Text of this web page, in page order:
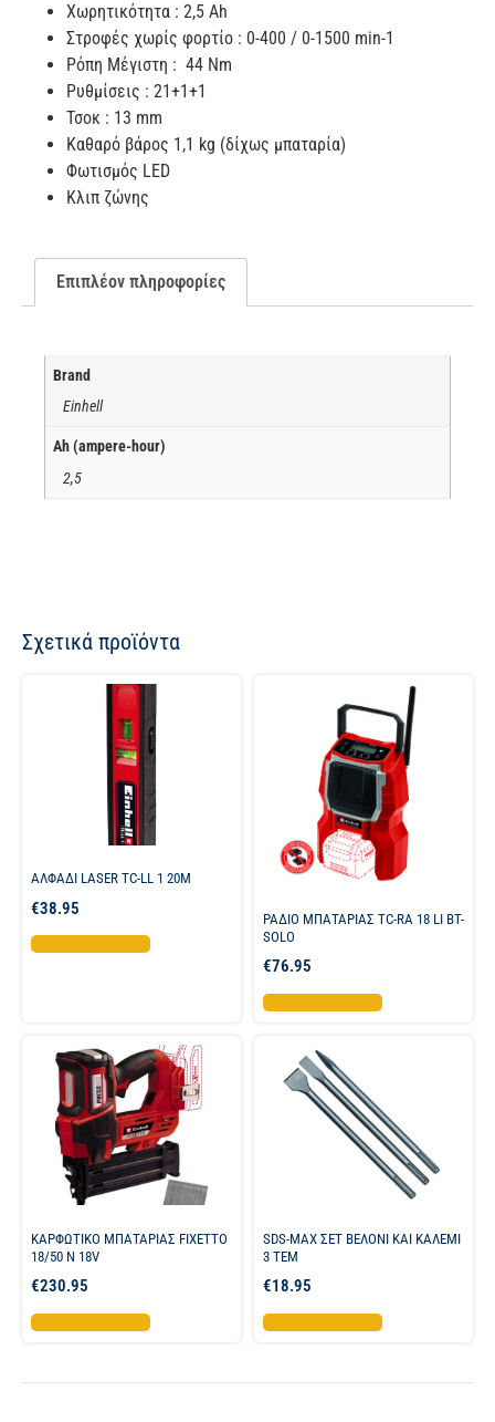
Χωρητικότητα : 2,5 Ah
Στροφές χωρίς φορτίο : 0-400 / 0-1500 min-1
Ρόπη Μέγιστη : 44 Nm
Ρυθμίσεις : 21+1+1
Τσοκ : 13 mm
Καθαρό βάρος 1,1 kg (δίχως μπαταρία)
Φωτισμός LED
Κλιπ ζώνης
Επιπλέον πληροφορίες
Brand
Einhell
Ah (ampere-hour)
2,5
Σχετικά προϊόντα
ΑΛΦΑΔΙ LASER TC-LL 1 20M
€38.95
Προσθήκη στο καλάθι
ΡΑΔΙΟ ΜΠΑΤΑΡΙΑΣ TC-RA 18 LI BT-
SOLO
€76.95
Προσθήκη στο καλάθι
ΚΑΡΦΩΤΙΚΟ ΜΠΑΤΑΡΙΑΣ FIXETTO
18/50 N 18V
€230.95
Προσθήκη στο καλάθι
SDS-MAX ΣΕΤ ΒΕΛΟΝΙ ΚΑΙ ΚΑΛΕΜΙ
3 ΤΕΜ
€18.95
Προσθήκη στο καλάθι